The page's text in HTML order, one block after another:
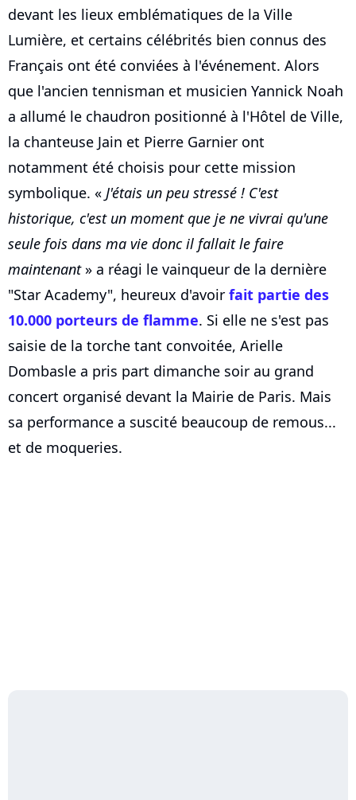
devant les lieux emblématiques de la Ville
Lumière, et certains célébrités bien connus des
Français ont été conviées à l'événement. Alors
que l'ancien tennisman et musicien Yannick Noah
a allumé le chaudron positionné à l'Hôtel de Ville,
la chanteuse Jain et Pierre Garnier ont
notamment été choisis pour cette mission
symbolique. « J'étais un peu stressé ! C'est
historique, c'est un moment que je ne vivrai qu'une
seule fois dans ma vie donc il fallait le faire
maintenant» a réagi le vainqueur de la dernière
"Star Academy", heureux d'avoir fait partie des
10.000 porteurs de flamme. Si elle ne s'est pas
saisie de la torche tant convoitée, Arielle
Dombasle a pris part dimanche soir au grand
concert organisé devant la Mairie de Paris. Mais
sa performance a suscité beaucoup de remous...
et de moqueries.